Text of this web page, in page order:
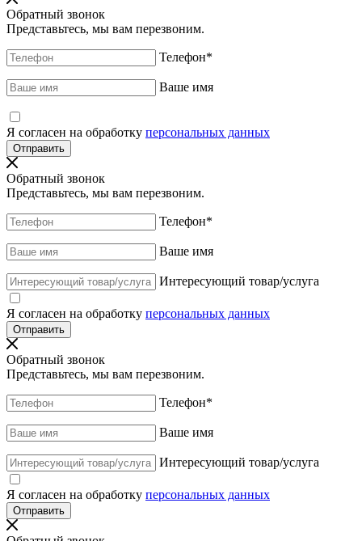
Обратный звонок
Представьтесь, мы вам перезвоним.
Телефон*
Ваше имя
Я согласен на обработку персональных данных
Обратный звонок
Представьтесь, мы вам перезвоним.
Телефон*
Ваше имя
Интересующий товар/услуга
Я согласен на обработку персональных данных
Обратный звонок
Представьтесь, мы вам перезвоним.
Телефон*
Ваше имя
Интересующий товар/услуга
Я согласен на обработку персональных данных